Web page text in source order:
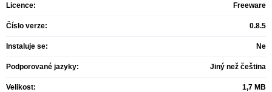
Licence: Freeware
Číslo verze: 0.8.5
Instaluje se: Ne
Podporované jazyky: Jiný než čeština
Velikost: 1,7 MB